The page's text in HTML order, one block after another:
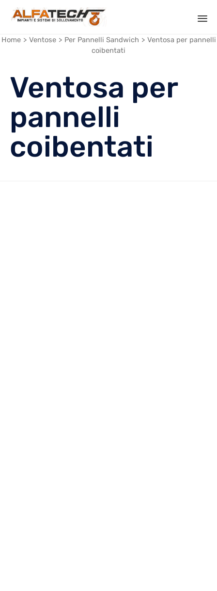
Home > Ventose > Per Pannelli Sandwich > Ventosa per pannelli
coibentati
Ventosa per
pannelli
coibentati